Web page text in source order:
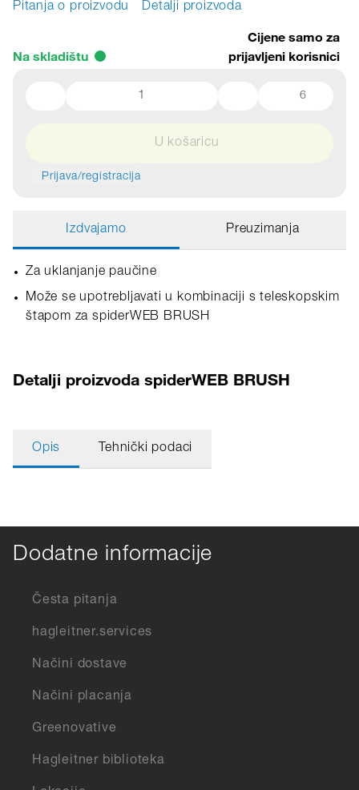
Pitanja o proizvodu Detalji proizvoda
Na skladištu
Cijene samo za
prijavljeni korisnici
6
U košaricu
Prijava/registracija
Izdvajamo Preuzimanja
Za uklanjanje paučine
Može se upotrebljavati u kombinaciji s teleskopskim
štapom za spiderWEB BRUSH
Detalji proizvoda spiderWEB BRUSH
Opis Tehnički podaci
Dodatne informacije
Česta pitanja
hagleitner.services
Načini dostave
Načini placanja
Greenovative
Hagleitner biblioteka